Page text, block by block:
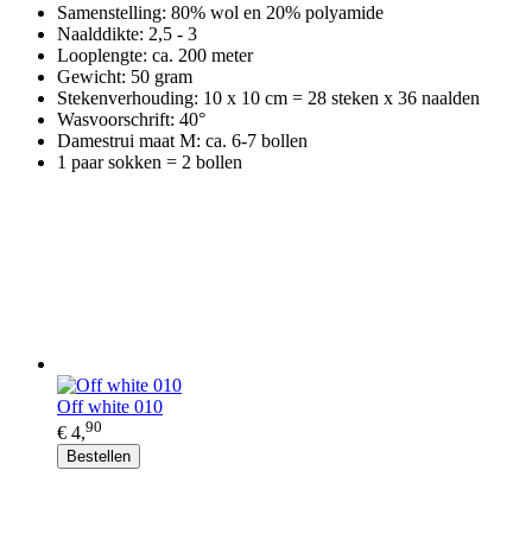
Samenstelling: 80% wol en 20% polyamide
Naalddikte: 2,5 - 3
Looplengte: ca. 200 meter
Gewicht: 50 gram
Stekenverhouding: 10 x 10 cm = 28 steken x 36 naalden
Wasvoorschrift: 40°
Damestrui maat M: ca. 6-7 bollen
1 paar sokken = 2 bollen
Off white 010
€ 4,90
Bestellen